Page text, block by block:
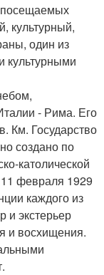
посещаемых
культурный,
один из
культурными
- Рима. Его
Км. Государство
создано по
католической
февраля 1929
каждого из
и экстерьер
и восхищения.